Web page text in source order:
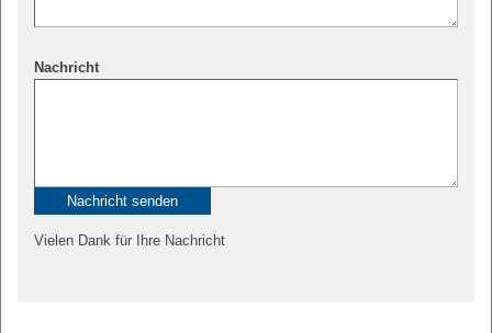
Nachricht
Vielen Dank für Ihre Nachricht